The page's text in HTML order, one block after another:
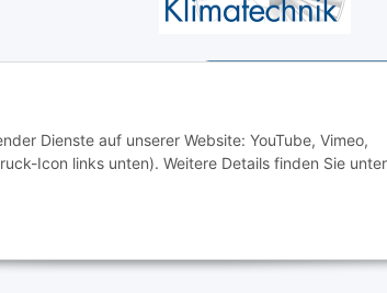
Dienste auf unserer Website: YouTube, Vimeo,
Icon links unten). Weitere Details finden Sie unter